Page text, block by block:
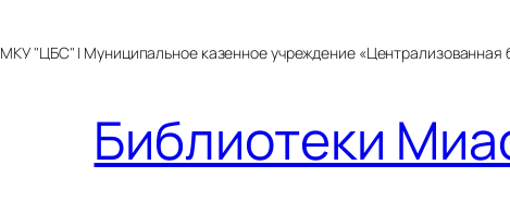
МКУ "ЦБС" | Муниципальное казенное учреждение «Централизованная
Библиотеки